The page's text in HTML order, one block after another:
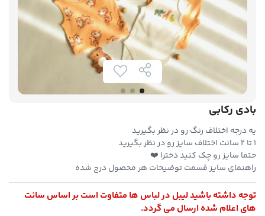
بادی رکابی
یه درجه اختلاف رنگ رو در نظر بگیرید
۱ تا ۲ سانت اختلاف سایز رو در نظر بگیرید
حتما سایز رو چک کنید دخترا ❤️
راهنمای سایز قسمت توضیحات هر محصول درج شده
توجه داشته باشید لیبل در لباس ها متفاوت است بر اساس سانت
های اعلام شده ارسال می گردد.